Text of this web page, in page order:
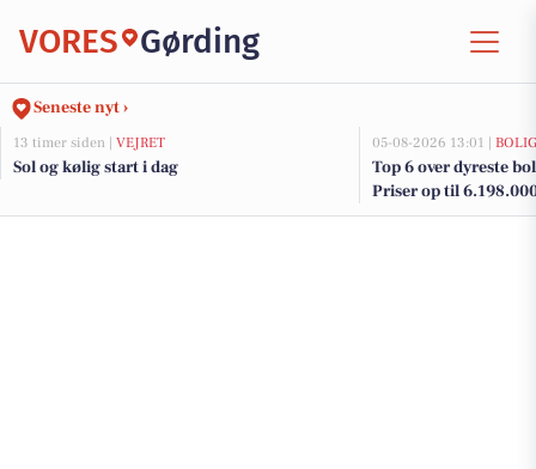
VORES Gørding
Seneste nyt ›
13 timer siden | VEJRET
Sol og kølig start i dag
05-08-2026 13:01 |
Top 6 over dyreste
Priser op til